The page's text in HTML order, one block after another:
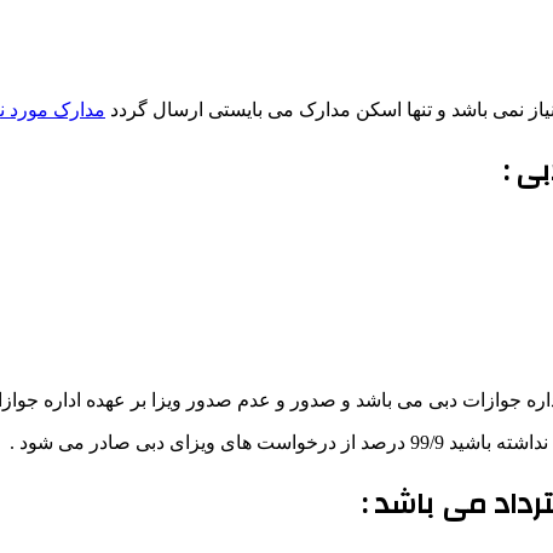
نمی باشد و تنها اسکن مدارک می بایستی ارسال گردد مدارک مورد
:
جوازات دبی می باشد و صدور و عدم صدور ویزا بر عهده اداره
دبی صادر می شود .
می باشد :